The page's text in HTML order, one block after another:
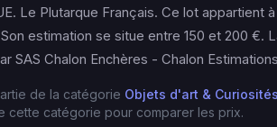
Le Plutarque Français. Ce lot appartient
estimation se situe entre 150 et 200 €.
SAS Chalon Enchères - Chalon
de la catégorie Objets d'art & Curiosités
cette catégorie pour comparer les prix.